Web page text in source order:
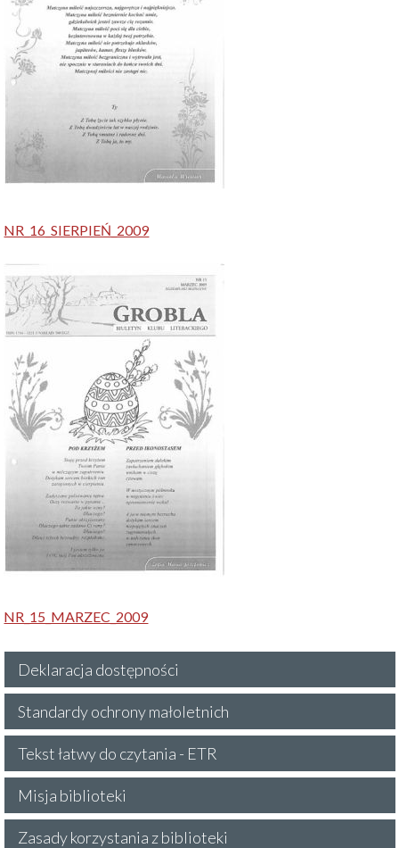
NR_16_SIERPIEŃ_2009
NR_15_MARZEC_2009
Deklaracja dostępności
Standardy ochrony małoletnich
Tekst łatwy do czytania - ETR
Misja biblioteki
Zasady korzystania z biblioteki